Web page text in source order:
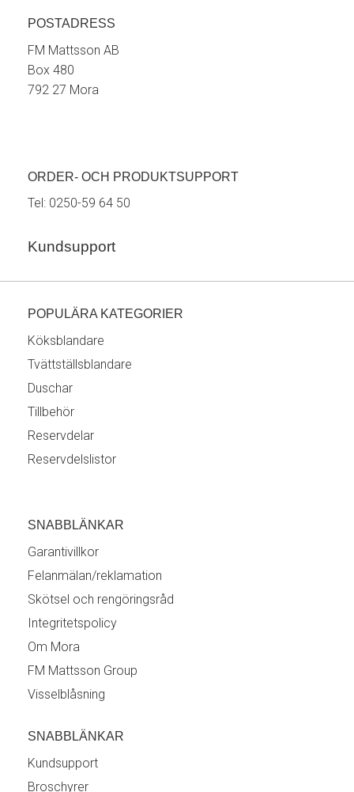
POSTADRESS
FM Mattsson AB
Box 480
792 27 Mora
ORDER- OCH PRODUKTSUPPORT
Tel: 0250-59 64 50
Kundsupport
POPULÄRA KATEGORIER
Köksblandare
Tvättställsblandare
Duschar
Tillbehör
Reservdelar
Reservdelslistor
SNABBLÄNKAR
Garantivillkor
Felanmälan/reklamation
Skötsel och rengöringsråd
Integritetspolicy
Om Mora
FM Mattsson Group
Visselblåsning
SNABBLÄNKAR
Kundsupport
Broschyrer